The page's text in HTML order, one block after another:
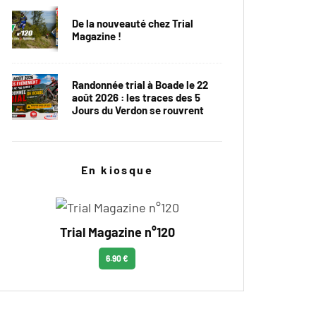
De la nouveauté chez Trial
Magazine !
Randonnée trial à Boade le 22
août 2026 : les traces des 5
Jours du Verdon se rouvrent
En kiosque
Trial Magazine n°120
6.90 €